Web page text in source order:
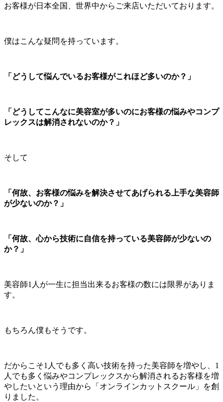
お客様が日本全国、世界中からご来店いただいております。
僕はこんな疑問を持っています。
「どうして悩んでいるお客様がこれほど多いのか？」
「どうしてこんなに美容室が多いのにお客様の悩みやコンプ
レックスは解消されないのか？」
そして
「何故、お客様の悩みを解決させてあげられる上手な美容師
が少ないのか？」
「何故、心から技術に自信を持っている美容師が少ないの
か？」
美容師1人が一生に担当出来るお客様の数には限界がありま
す。
もちろん僕もそうです。
だからこそ1人でも多く高い技術を持った美容師を増やし、1
人でも多く悩みやコンプレックスから解消されるお客様を増
やしたいという理由から「オンラインカットスクール」を創
りました。